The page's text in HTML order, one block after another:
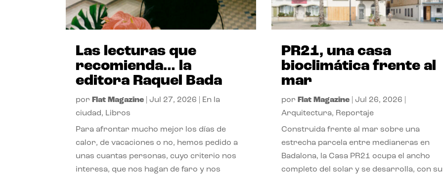
Las lecturas que
recomienda… la
editora Raquel Bada
por Flat Magazine Jul 27, 2026
En la
ciudad, Libros
Para afrontar mucho mejor los días de
calor, de vacaciones o no, hemos pedido a
unas cuantas personas, cuyo criterio nos
interesa, que nos hagan de faro y nos
PR21, una casa
bioclimática frente al
mar
por Flat Magazine| Jul 26, 2026
Arquitectura, Reportaje
Construida frente al mar sobre una
estrecha parcela entre medianeras en
Badalona, la Casa PR21 ocupa el ancho
completo del solar y se desarrolla, con